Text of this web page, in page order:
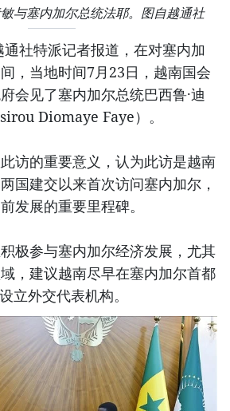
与塞内加尔总统法耶。图自越通社
社特派记者报道，在对塞内加
，当地时间7月23日，越南国会
会见了塞内加尔总统巴西鲁·迪
Diomaye Faye）。
访的重要意义，认为此访是越南
国建交以来首次访问塞内加尔，
发展的重要里程碑。
极参与塞内加尔经济发展，尤其
，建议越南尽早在塞内加尔首都
立外交代表机构。